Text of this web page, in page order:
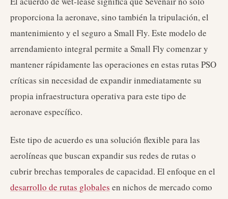
proporciona la aeronave, sino también la tripulación, el
mantenimiento y el seguro a Small Fly. Este modelo de
arrendamiento integral permite a Small Fly comenzar y
mantener rápidamente las operaciones en estas rutas PSO
críticas sin necesidad de expandir inmediatamente su
propia infraestructura operativa para este tipo de
aeronave específico.
Este tipo de acuerdo es una solución flexible para las
aerolíneas que buscan expandir sus redes de rutas o
cubrir brechas temporales de capacidad. El enfoque en el
desarrollo de rutas globales en nichos de mercado como